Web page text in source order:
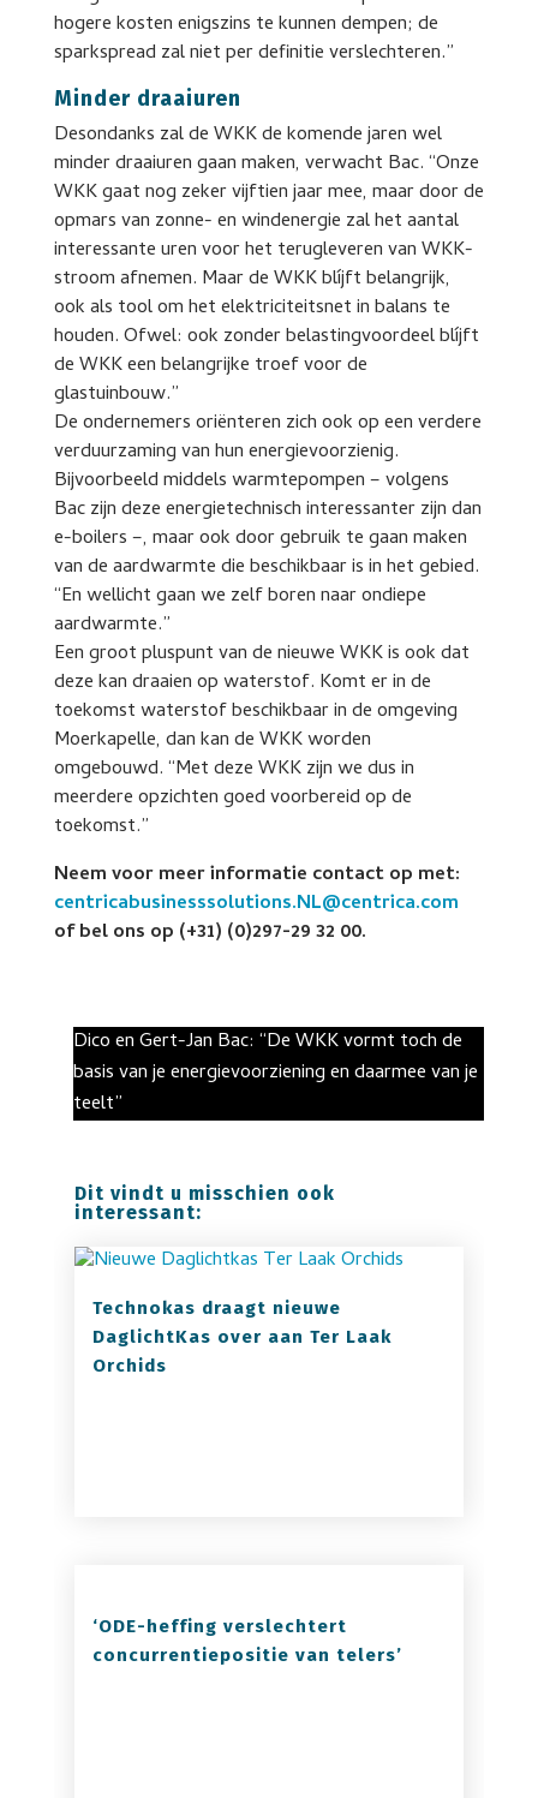
hogere kosten enigszins te kunnen dempen; de
sparkspread zal niet per definitie verslechteren.”
Minder draaiuren
Desondanks zal de WKK de komende jaren wel
minder draaiuren gaan maken, verwacht Bac. “Onze
WKK gaat nog zeker vijftien jaar mee, maar door de
opmars van zonne- en windenergie zal het aantal
interessante uren voor het terugleveren van WKK-
stroom afnemen. Maar de WKK blíjft belangrijk,
ook als tool om het elektriciteitsnet in balans te
houden. Ofwel: ook zonder belastingvoordeel blíjft
de WKK een belangrijke troef voor de
glastuinbouw.”
De ondernemers oriënteren zich ook op een verdere
verduurzaming van hun energievoorzienig.
Bijvoorbeeld middels warmtepompen – volgens
Bac zijn deze energietechnisch interessanter zijn dan
e-boilers –, maar ook door gebruik te gaan maken
van de aardwarmte die beschikbaar is in het gebied.
“En wellicht gaan we zelf boren naar ondiepe
aardwarmte.”
Een groot pluspunt van de nieuwe WKK is ook dat
deze kan draaien op waterstof. Komt er in de
toekomst waterstof beschikbaar in de omgeving
Moerkapelle, dan kan de WKK worden
omgebouwd. “Met deze WKK zijn we dus in
meerdere opzichten goed voorbereid op de
toekomst.”
Neem voor meer informatie contact op met:
centricabusinesssolutions.NL@centrica.com
of bel ons op (+31) (0)297-29 32 00.
Dico en Gert-Jan Bac: “De WKK vormt toch de
basis van je energievoorziening en daarmee van je
teelt”
Dit vindt u misschien ook
interessant:
Technokas draagt nieuwe
DaglichtKas over aan Ter Laak
Orchids
‘ODE-heffing verslechtert
concurrentiepositie van telers’